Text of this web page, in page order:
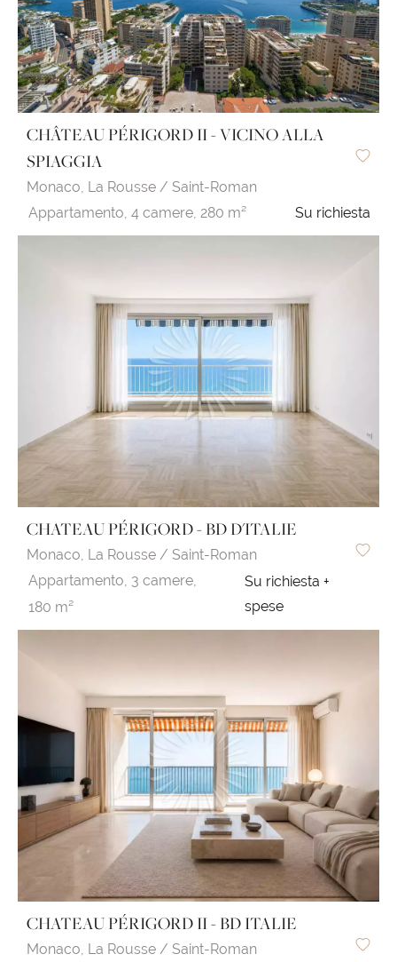
CHÂTEAU PÉRIGORD II - VICINO ALLA
SPIAGGIA
Monaco, La Rousse / Saint-Roman
Appartamento, 4 camere, 280 m² Su richiesta
CHATEAU PÉRIGORD - BD D'ITALIE
Monaco, La Rousse / Saint-Roman
Appartamento, 3 camere,
180 m²
Su richiesta +
spese
CHATEAU PÉRIGORD II - BD ITALIE
Monaco, La Rousse / Saint-Roman